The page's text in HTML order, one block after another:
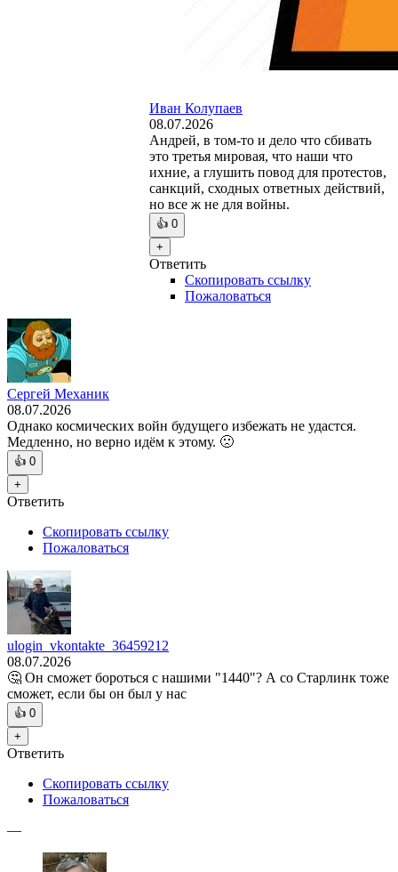
Иван Колупаев
08.07.2026
Андрей, в том-то и дело что сбивать
это третья мировая, что наши что
ихние, а глушить повод для протестов,
санкций, сходных ответных действий,
но все ж не для войны.
👍 0
+
Ответить
Скопировать ссылку
Пожаловаться
Сергей Механик
08.07.2026
Однако космических войн будущего избежать не удастся.
Медленно, но верно идём к этому. 🙁
👍 0
+
Ответить
Скопировать ссылку
Пожаловаться
ulogin_vkontakte_36459212
08.07.2026
🤔 Он сможет бороться с нашими "1440"? А со Старлинк тоже
сможет, если бы он был у нас
👍 0
+
Ответить
Скопировать ссылку
Пожаловаться
—